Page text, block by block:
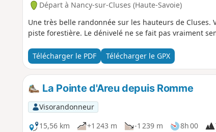
Départ à Nancy-sur-Cluses (Haute-Savoie)
Une très belle randonnée sur les hauteurs de
piste forestière. Le dénivelé ne se fait pas vraiment
Télécharger le PDF Télécharger le GPX
La Pointe d'Areu depuis Romme
Visorandonneur
15,56 km
+1 243 m -1 239 m 8h 00